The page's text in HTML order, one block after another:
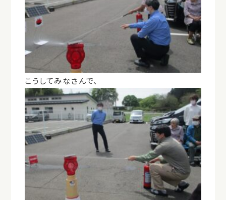
こうしてみなさんで、